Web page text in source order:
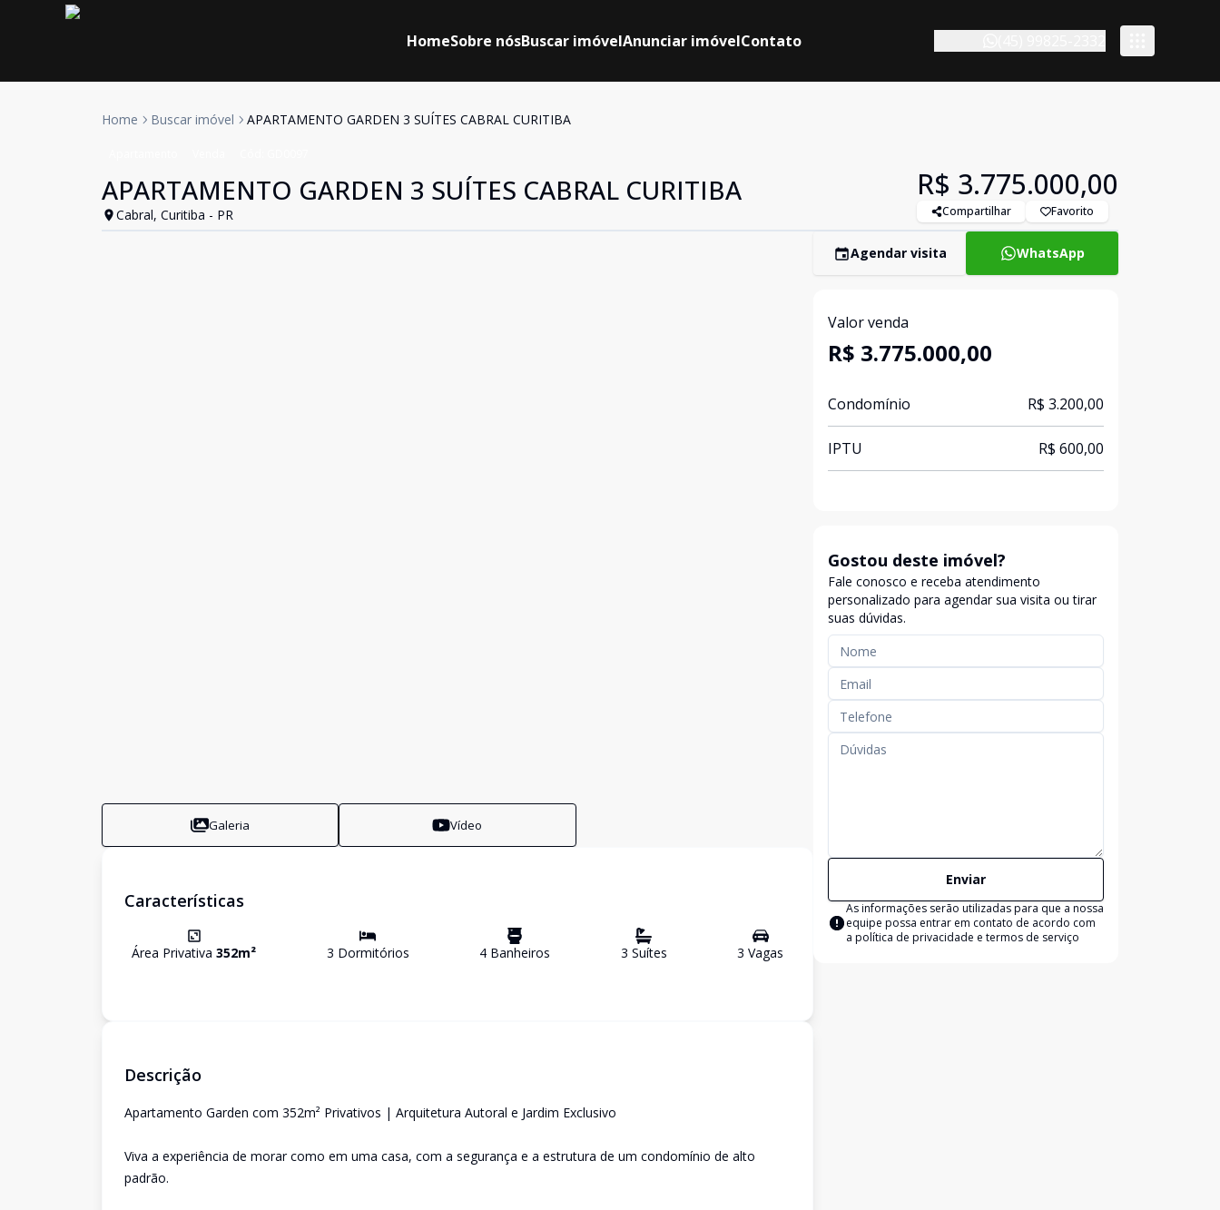
HomeSobre nósBuscar imóvelAnunciar imóvelContato
Home Buscar imóvel APARTAMENTO GARDEN 3 SUÍTES CABRAL CURITIBA
APARTAMENTO GARDEN 3 SUÍTES CABRAL CURITIBA
Cabral, Curitiba - PR
R$ 3.775.000,00
Compartilhar Favorito
Galeria Vídeo
Características
Área Privativa 352m² 3 Dormitórios 4 Banheiros 3 Suítes 3 Vagas
Descrição
Apartamento Garden com 352m² Privativos | Arquitetura Autoral e Jardim Exclusivo
Viva a experiência de morar como em uma casa, com a segurança e a estrutura de um condomínio de alto
padrão.
Agendar visita WhatsApp
Valor venda
R$ 3.775.000,00
Condomínio R$ 3.200,00
IPTU R$ 600,00
Gostou deste imóvel?
Fale conosco e receba atendimento
personalizado para agendar sua visita ou tirar
suas dúvidas.
Enviar
As informações serão utilizadas para que a nossa
equipe possa entrar em contato de acordo com
a política de privacidade e termos de serviço